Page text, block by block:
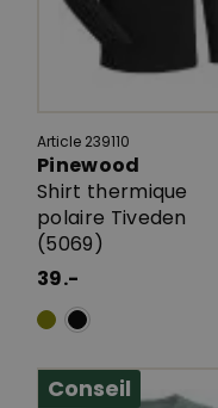
Article 239110
Pinewood
Shirt thermique
polaire Tiveden
(5069)
39.-
Conseil